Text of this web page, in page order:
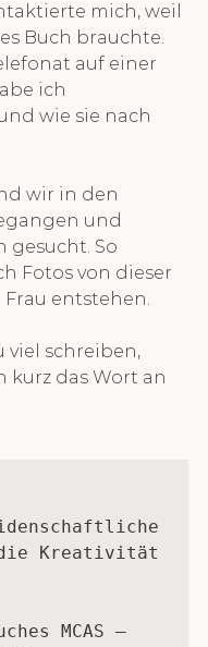
mich, weil
Buch brauchte.
auf einer
ich
wie sie nach
wir in den
und
gesucht. So
Fotos von dieser
entstehen.
viel schreiben,
kurz das Wort an
Kreativität
MCAS –